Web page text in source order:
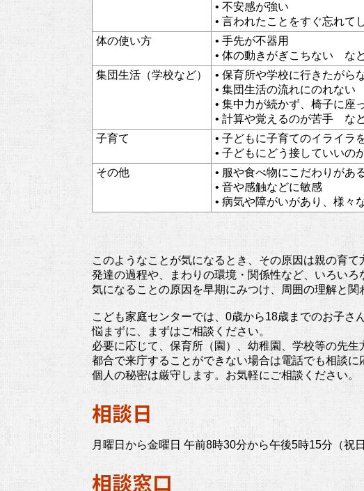
• 不安感が強い
• 言われたことをすぐ忘れ
体の使い方
• 手先が不器用
• 体の動きがぎこちない な
集団生活（学校など）
• 保育所や学校に行きたがら
• 集団生活の流れにのれない
• 集中力が続かず、椅子に座
• 計算や覚えるのが苦手 な
子育て
• 子どもに子育てのイライラ
• 子どもにどう接していい
その他
• 服や食べ物にこだわりがあ
• 音や感触などに敏感
• 病気や障がいがあり、様
このようなことが気になるとき、その原因は親の育て
発達の過程や、まわりの環境・関係性など、いろいろ
気になることの原因を早期にみつけ、周囲の理解と
こども家庭センターでは、0歳から18歳までのお子
悩まずに、まずはご相談ください。
必要に応じて、保育所（園）、幼稚園、学校等の先生
都合で来庁することができない場合は電話でも相談に
個人の秘密は厳守します。お気軽にご相談ください。
相談日
月曜日から金曜日 午前8時30分から午後5時15分（祝
相談窓口